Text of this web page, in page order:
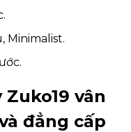
Minimalist.
vân
đẳng cấp